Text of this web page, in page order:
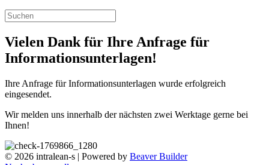
Vielen Dank für Ihre Anfrage für
Informationsunterlagen!
Ihre Anfrage für Informationsunterlagen wurde erfolgreich
eingesendet.
Wir melden uns innerhalb der nächsten zwei Werktage gerne bei
Ihnen!
© 2026 intralean-s | Powered by Beaver Builder